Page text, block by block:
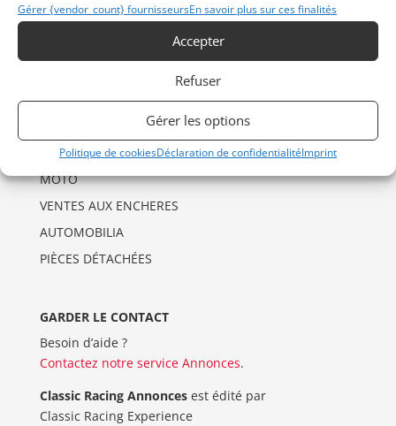
Gérer {vendor_count} fournisseursEn savoir plus sur ces finalités
Accepter
Refuser
Gérer les options
Politique de cookiesDéclaration de confidentialitéImprint
Politique de cookies (UE)
CATÉGORIES D’ANNONCES
DRAGSTER
MOTO
VENTES AUX ENCHERES
AUTOMOBILIA
PIÈCES DÉTACHÉES
GARDER LE CONTACT
Besoin d’aide ?
Contactez notre service Annonces.
Classic Racing Annoncesest édité par
Classic Racing Experience